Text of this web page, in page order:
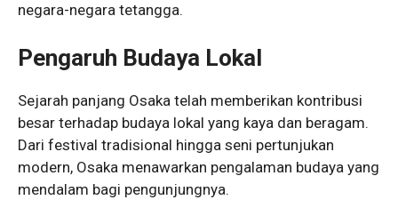
negara-negara tetangga.
Pengaruh Budaya Lokal
Sejarah panjang Osaka telah memberikan kontribusi
besar terhadap budaya lokal yang kaya dan beragam.
Dari festival tradisional hingga seni pertunjukan
modern, Osaka menawarkan pengalaman budaya yang
mendalam bagi pengunjungnya.